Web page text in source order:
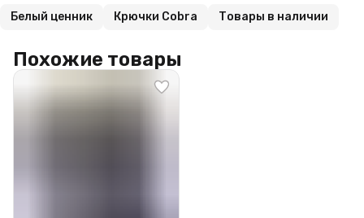
Белый ценник Крючки Cobra Товары в наличии
Похожие товары